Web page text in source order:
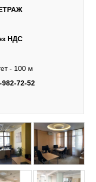
НДС
- 100 м
72-52